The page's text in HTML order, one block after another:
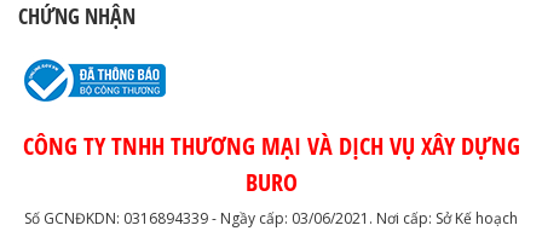
CHỨNG NHẬN
CÔNG TY TNHH THƯƠNG MẠI VÀ DỊCH VỤ XÂY DỰNG
BURO
Số GCNĐKDN: 0316894339 - Ngầy cấp: 03/06/2021. Nơi cấp: Sở Kế hoạch